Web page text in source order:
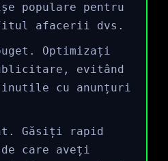
populare pentru
afacerii dvs.
Optimizați
evitând
cu anunțuri
Găsiți rapid
care aveți